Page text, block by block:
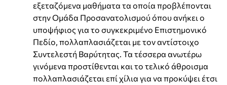
εξεταζόμενα μαθήματα τα οποία προβλέπονται
στην Ομάδα Προσανατολισμού όπου ανήκει ο
υποψήφιος για το συγκεκριμένο Επιστημονικό
Πεδίο, πολλαπλασιάζεται με τον αντίστοιχο
Συντελεστή Βαρύτητας. Τα τέσσερα ανωτέρω
γινόμενα προστίθενται και το τελικό άθροισμα
πολλαπλασιάζεται επί χίλια για να προκύψει έτσι